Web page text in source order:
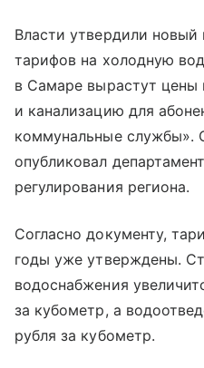
Власти утвердили
тарифов на холодную
в Самаре вырастут цены
и канализацию для
коммунальные службы».
опубликовал
регулирования региона.
Согласно документу,
годы уже утверждены.
водоснабжения
за кубометр, а
рубля за кубометр.